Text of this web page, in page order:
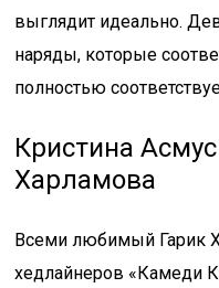
выглядит идеально.
наряды, которые
полностью
Кристина
Харламова
Всеми любимый Гарик
хедлайнеров «Камеди